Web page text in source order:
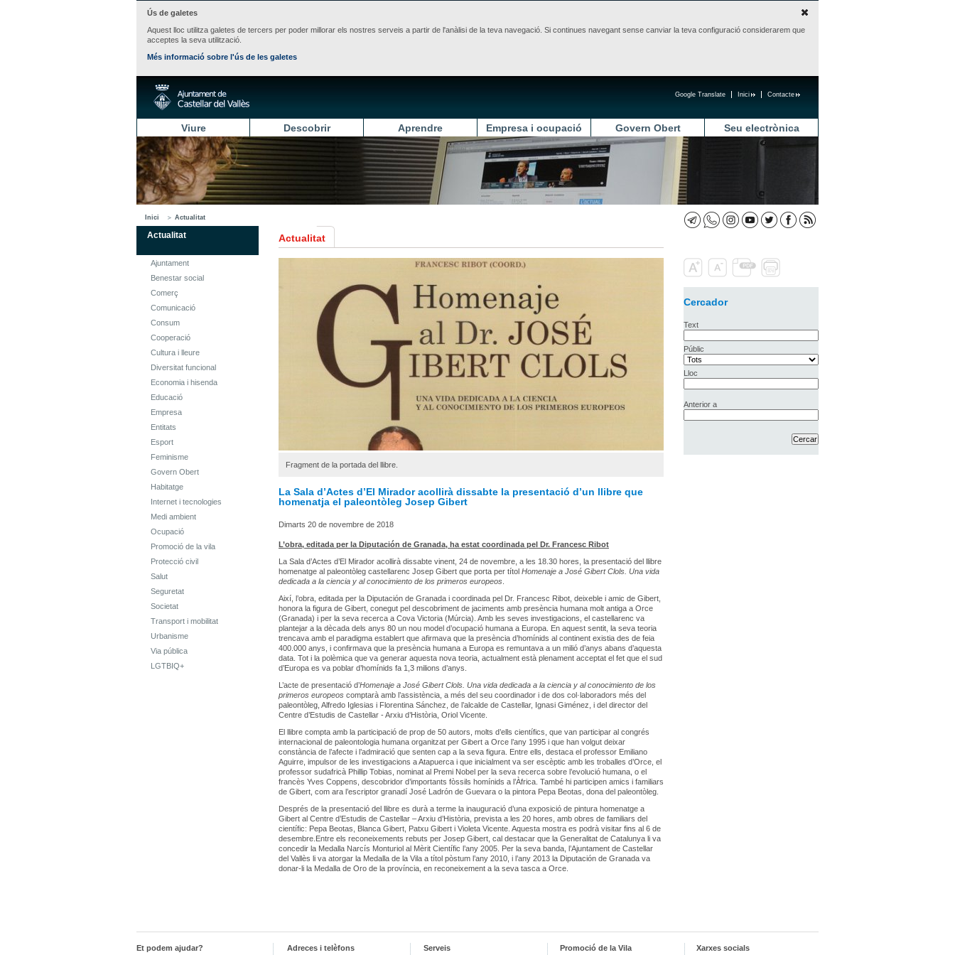
Ús de galetes
Aquest lloc utilitza galetes de tercers per poder millorar els nostres serveis a partir de l'anàlisi de la teva navegació. Si continues navegant sense canviar la teva configuració considerarem que
acceptes la seva utilització.
Més informació sobre l'ús de les galetes
Contacte
Inici
Google Translate
Viure Descobrir Aprendre Empresa i ocupació Govern Obert Seu electrònica
Inici Actualitat
Actualitat
Ajuntament
Benestar social
Comerç
Comunicació
Consum
Cooperació
Cultura i lleure
Diversitat funcional
Economia i hisenda
Educació
Empresa
Entitats
Esport
Feminisme
Govern Obert
Habitatge
Internet i tecnologies
Medi ambient
Ocupació
Promoció de la vila
Protecció civil
Salut
Seguretat
Societat
Transport i mobilitat
Urbanisme
Via pública
LGTBIQ+
Actualitat
Fragment de la portada del llibre.
La Sala d’Actes d’El Mirador acollirà dissabte la presentació d’un llibre que
homenatja el paleontòleg Josep Gibert
Dimarts 20 de novembre de 2018
L’obra, editada per la Diputación de Granada, ha estat coordinada pel Dr. Francesc Ribot
La Sala d’Actes d’El Mirador acollirà dissabte vinent, 24 de novembre, a les 18.30 hores, la presentació del llibre
homenatge al paleontòleg castellarenc Josep Gibert que porta per títol Homenaje a José Gibert Clols. Una vida
dedicada a la ciencia y al conocimiento de los primeros europeos
Així, l’obra, editada per la Diputación de Granada i coordinada pel Dr. Francesc Ribot, deixeble i amic de Gibert,
honora la figura de Gibert, conegut pel descobriment de jaciments amb presència humana molt antiga a Orce
(Granada) i per la seva recerca a Cova Victoria (Múrcia). Amb les seves investigacions, el castellarenc va
plantejar a la dècada dels anys 80 un nou model d’ocupació humana a Europa. En aquest sentit, la seva teoria
trencava amb el paradigma establert que afirmava que la presència d’homínids al continent existia des de feia
400.000 anys, i confirmava que la presència humana a Europa es remuntava a un milió d’anys abans d’aquesta
data. Tot i la polèmica que va generar aquesta nova teoria, actualment està plenament acceptat el fet que el sud
d’Europa es va poblar d’homínids fa 1,3 milions d’anys.
L’acte de presentació d’Homenaje a José Gibert Clols. Una vida dedicada a la ciencia y al conocimiento de los
primeros europeos comptarà amb l’assistència, a més del seu coordinador i de dos col·laboradors més del
paleontòleg, Alfredo Iglesias i Florentina Sánchez, de l’alcalde de Castellar, Ignasi Giménez, i del director del
Centre d’Estudis de Castellar - Arxiu d’Història, Oriol Vicente.
El llibre compta amb la participació de prop de 50 autors, molts d’ells científics, que van participar al congrés
internacional de paleontologia humana organitzat per Gibert a Orce l’any 1995 i que han volgut deixar
constància de l’afecte i l’admiració que senten cap a la seva figura. Entre ells, destaca el professor Emiliano
Aguirre, impulsor de les investigacions a Atapuerca i que inicialment va ser escèptic amb les troballes d’Orce, el
professor sudafricà Phillip Tobias, nominat al Premi Nobel per la seva recerca sobre l’evolució humana, o el
francès Yves Coppens, descobridor d’importants fòssils homínids a l’Àfrica. També hi participen amics i familiars
de Gibert, com ara l’escriptor granadí José Ladrón de Guevara o la pintora Pepa Beotas, dona del paleontòleg.
Després de la presentació del llibre es durà a terme la inauguració d’una exposició de pintura homenatge a
Gibert al Centre d’Estudis de Castellar – Arxiu d’Història, prevista a les 20 hores, amb obres de familiars del
científic: Pepa Beotas, Blanca Gibert, Patxu Gibert i Violeta Vicente. Aquesta mostra es podrà visitar fins al 6 de
desembre.Entre els reconeixements rebuts per Josep Gibert, cal destacar que la Generalitat de Catalunya li va
concedir la Medalla Narcís Monturiol al Mèrit Científic l’any 2005. Per la seva banda, l’Ajuntament de Castellar
del Vallès li va atorgar la Medalla de la Vila a títol pòstum l’any 2010, i l’any 2013 la Diputación de Granada va
donar-li la Medalla de Oro de la província, en reconeixement a la seva tasca a Orce.
Cercador
Text
Públic
Lloc
Anterior a
Et podem ajudar? Adreces i telèfons Serveis Promoció de la Vila Xarxes socials